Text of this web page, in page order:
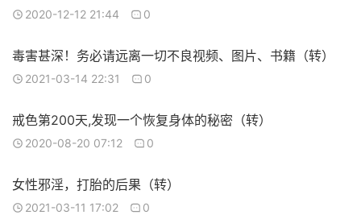
2020-12-12 21:44 0
毒害甚深！务必请远离一切不良视频、图片、书籍（转）
2021-03-14 22:31 0
戒色第200天,发现一个恢复身体的秘密（转）
2020-08-20 07:12 0
女性邪淫，打胎的后果（转）
2021-03-11 17:02 0